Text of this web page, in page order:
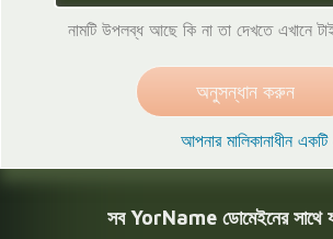
নামটি উপলব্ধ আছে কি না তা দেখতে এখানে
আপনার মালিকানাধীন
সব YorName ডোমেইনের সাথে